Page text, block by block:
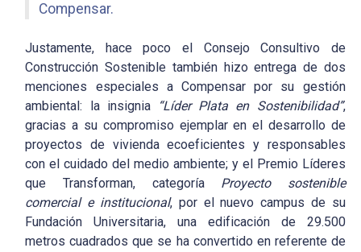
Compensar.
Justamente, hace poco el Consejo Consultivo de
Construcción Sostenible también hizo entrega de dos
menciones especiales a Compensar por su gestión
ambiental: la insignia
“Líder Plata en Sostenibilidad”,
gracias a su compromiso ejemplar en el desarrollo de
proyectos de vivienda ecoeficientes y responsables
con el cuidado del medio ambiente; y el Premio Líderes
que Transforman, categoría Proyecto sostenible
comercial e institucional, por el nuevo campus de su
Fundación Universitaria, una edificación de 29.500
metros cuadrados que se ha convertido en referente de